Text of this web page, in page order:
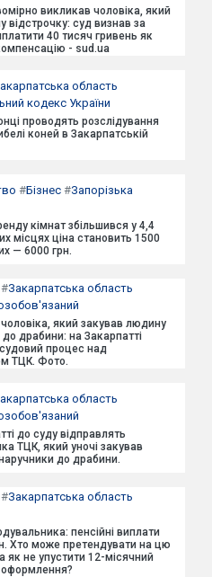
викликав чоловіка, який
відстрочку: суд визнав за
40 тисяч гривень як
- sud.ua
область
кодекс України
проводять розслідування
коней в Закарпатській
#Бізнес #Запорізька
кімнат збільшився у 4,4
місцях ціна становить 1500
— 6000 грн.
#Закарпатська область
який закував людину
драбини: на Закарпатті
процес над
ТЦК. Фото.
область
до суду відправлять
ТЦК, який уночі закував
до драбини.
#Закарпатська область
пенсійні виплати
Хто може претендувати на цю
як не упустити 12-місячний